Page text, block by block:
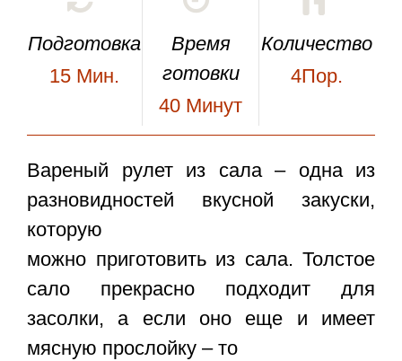
Подготовка
15 Мин.
Время
готовки
40 Минут
Количество
4Пор.
Вареный рулет из сала– одна из
разновидностей вкусной закуски,
которую
можно приготовить из сала. Толстое
сало прекрасно подходит для
засолки, а если оно еще и имеет
мясную прослойку – то